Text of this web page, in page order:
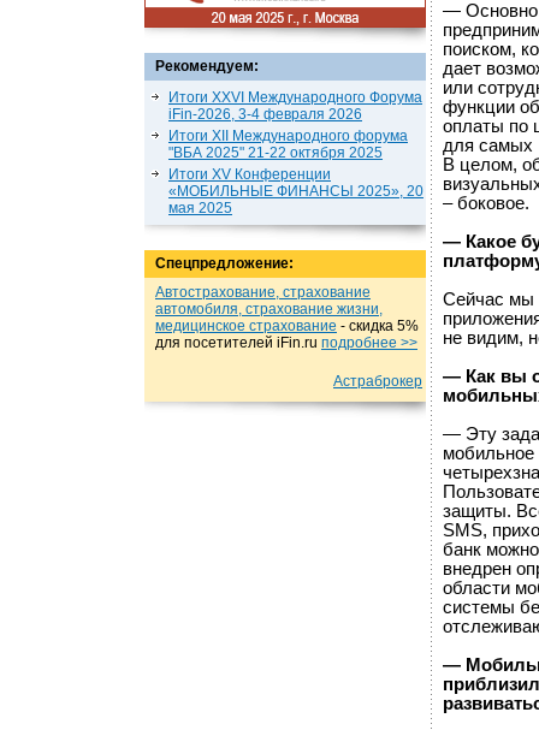
Рекомендуем:
Итоги XXVI Международного Форума
iFin-2026, 3-4 февраля 2026
Итоги XII Международного форума
"ВБА 2025" 21-22 октября 2025
Итоги XV Конференции
«МОБИЛЬНЫЕ ФИНАНСЫ 2025», 20
мая 2025
Спецпредложение:
Автострахование, страхование
автомобиля, страхование жизни,
медицинское страхование - cкидка 5%
для посетителей iFin.ru подробнеe >>
Астраброкер
—
поиском,
дает
или
функции
оплаты по
для самых
В целом,
– боковое.
— Какое
Сейчас мы
не видим,
— Как вы
— Эту
мобильное
защиты.
SMS,
банк
внедрен
области
системы
—